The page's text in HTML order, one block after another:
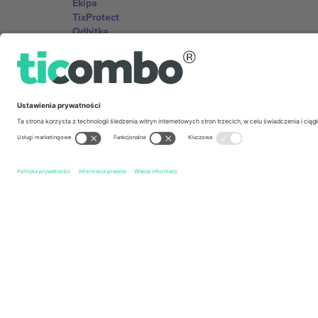
Ekipa
TixProtect
Odbitka
Program partnerski
Biura Ticombo